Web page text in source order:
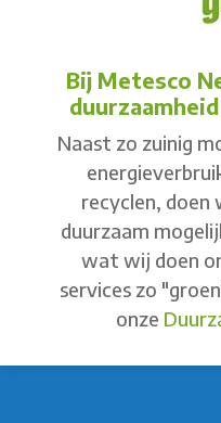
Bij Metesco
Naast zo zuinig
recyclen, doen
duurzaam
wat wij doen
services zo
onze